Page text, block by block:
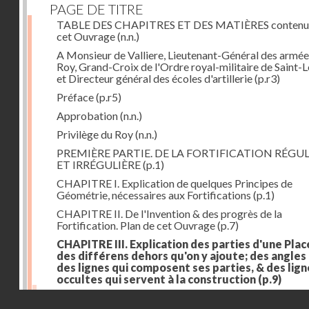
PAGE DE TITRE
TABLE DES CHAPITRES ET DES MATIÈRES
cet Ouvrage(n.n.)
A Monsieur de Valliere, Lieutenant-Général des
Roy, Grand-Croix de l'Ordre royal-militaire de Saint-
et Directeur général des écoles d'artillerie(p.r3)
Préface(p.r5)
Approbation(n.n.)
Privilège du Roy(n.n.)
PREMIÈRE PARTIE. DE LA FORTIFICATION
ET IRRÉGULIÈRE(p.1)
CHAPITRE I. Explication de quelques Principes de
Géométrie, nécessaires aux Fortifications (p.1)
CHAPITRE II. De l'Invention & des progrès de la
Fortification. Plan de cet Ouvrage(p.7)
CHAPITRE III. Explication des parties d'une
des différens dehors qu'on y ajoute; des angles
des lignes qui composent ses parties, & des
occultes qui servent à la construction (p.9)
Des lignes & des angles qui composent les parties